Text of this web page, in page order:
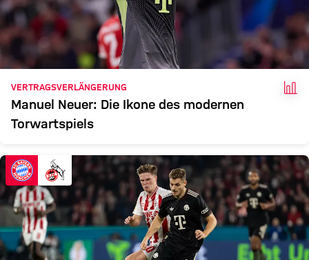
VERTRAGSVERLÄNGERUNG
Manuel Neuer: Die Ikone des modernen
Torwartspiels